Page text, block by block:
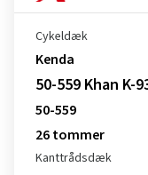
Cykeldæk
Kenda
50-559 Khan K-
50-559
26 tommer
Kanttrådsdæk